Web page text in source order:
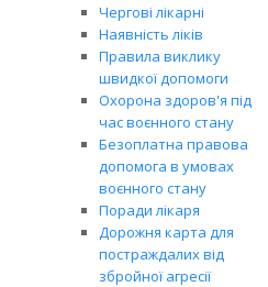
Чергові лікарні
Наявність ліків
Правила виклику
швидкої допомоги
Охорона здоров'я під
час воєнного стану
Безоплатна правова
допомога в умовах
воєнного стану
Поради лікаря
Дорожня карта для
постраждалих від
збройної агресії